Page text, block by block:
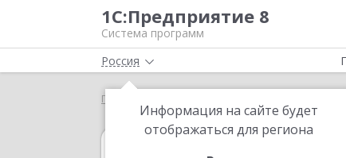
1С:Предприятие 8
Система программ
Россия
Информация на сайте будет
отображаться для региона
Главная
1С:Садовод